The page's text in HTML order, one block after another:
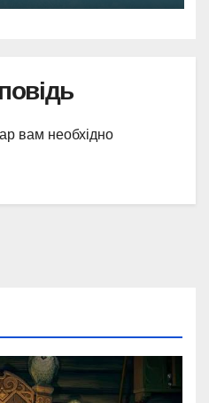
вам необхідно